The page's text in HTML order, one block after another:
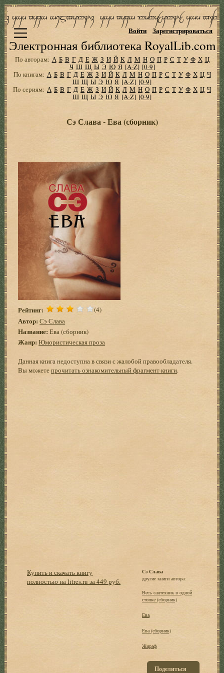
Электронная библиотека RoyalLib.com
Войти Зарегистрироваться
По авторам: А Б В Г Д Е Ж З И Й К Л М Н О П Р С Т У Ф Х Ц
Ч Ш Щ Ы Э Ю Я [A-Z] [0-9]
По книгам: А Б В Г Д Е Ж З И Й К Л М Н О П Р С Т У Ф Х Ц Ч
Ш Щ Ы Э Ю Я [A-Z] [0-9]
По сериям: А Б В Г Д Е Ж З И Й К Л М Н О П Р С Т У Ф Х Ц Ч
Ш Щ Ы Э Ю Я [A-Z] [0-9]
Сэ Слава - Ева (сборник)
Рейтинг: (4)
Автор: Сэ Слава
Название: Ева (сборник)
Жанр: Юмористическая проза
Данная книга недоступна в связи с жалобой правообладателя.
Вы можетепрочитать ознакомительный фрагмент книги.
Купить и скачать книгу
полностью на litres.ru за 449 руб.
Сэ Слава
другие книги автора:
Весь сантехник в одной
стопке (сборник)
Ева
Ева (сборник)
Жираф
Поделиться